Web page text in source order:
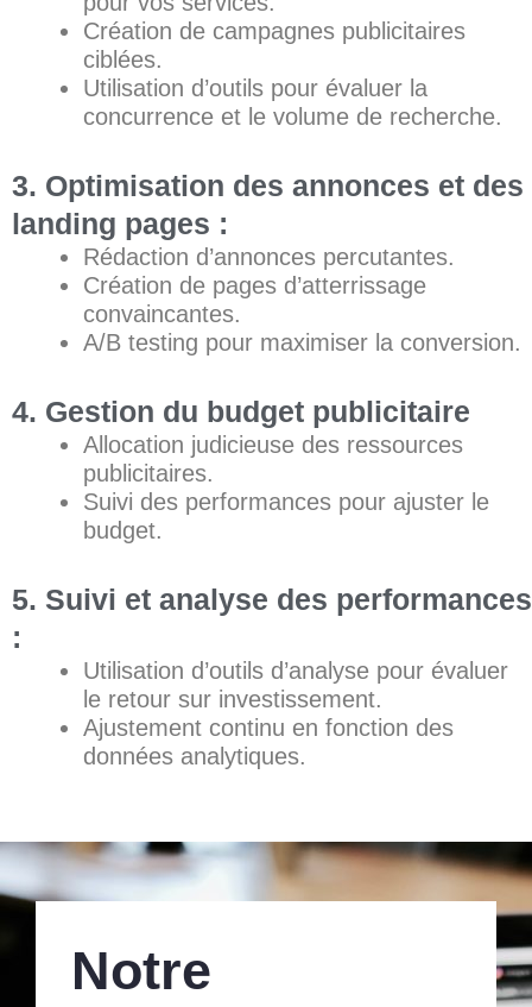
Création de campagnes publicitaires
ciblées.
Utilisation d’outils pour évaluer la
concurrence et le volume de recherche.
3. Optimisation des annonces et des
landing pages :
Rédaction d’annonces percutantes.
Création de pages d’atterrissage
convaincantes.
A/B testing pour maximiser la conversion.
4. Gestion du budget publicitaire
Allocation judicieuse des ressources
publicitaires.
Suivi des performances pour ajuster le
budget.
5. Suivi et analyse des performances
:
Utilisation d’outils d’analyse pour évaluer
le retour sur investissement.
Ajustement continu en fonction des
données analytiques.
Notre